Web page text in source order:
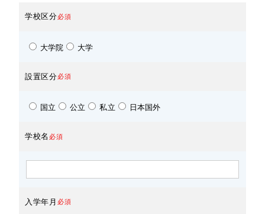
学校区分必須
大学院 大学
設置区分必須
国立 公立 私立 日本国外
学校名 必須
入学年月 必須